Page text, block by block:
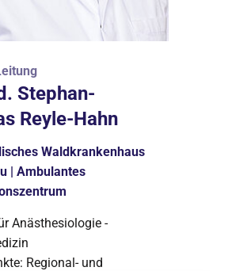
Stephan-
Reyle-Hahn
Waldkrankenhaus
| Ambulantes
Anästhesiologie -
Regional- und